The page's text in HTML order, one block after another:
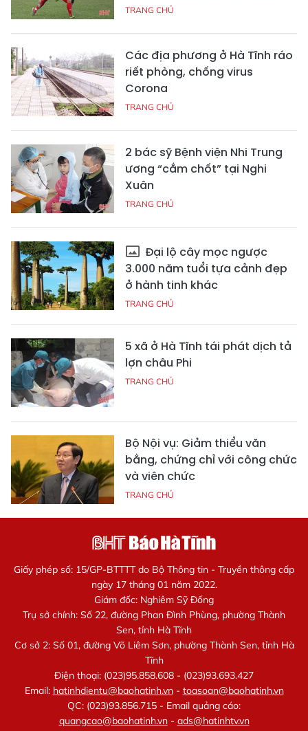
TRANG CHỦ
Các địa phương ở Hà Tĩnh ráo
riết phòng, chống virus
Corona
TRANG CHỦ
2 bác sỹ Bệnh viện Nhi Trung
ương “cắm chốt” tại Nghi
Xuân
TRANG CHỦ
Đại lộ cây mọc ngược
3.000 năm tuổi tựa cảnh đẹp
ở hành tinh khác
TRANG CHỦ
5 xã ở Hà Tĩnh tái phát dịch tả
lợn châu Phi
TRANG CHỦ
Bộ Nội vụ: Giảm thiểu văn
bằng, chứng chỉ với công chức
và viên chức
TRANG CHỦ
Giấy phép số: 15/GP-BTTTT do Bộ Thông tin - Truyền thông cấp
ngày 17 tháng 01 năm 2022.
Giám đốc: Nghiêm Sỹ Đống
Trụ sở chính: Số 22, đường Phan Đình Phùng, phường Thành
Sen, tỉnh Hà Tĩnh
Cơ sở 2: Số 01, đường Võ Liêm Sơn, phường Thành Sen, tỉnh Hà
Tĩnh
Điện thoại: (023)95.858.608 - (023)93.693.427
Email: hatinhdientu@baohatinh.vn- toasoan@baohatinh.vn
QC: (023)93.856.715 - Email quảng cáo:
quangcao@baohatinh.vn- ads@hatinhtv.vn